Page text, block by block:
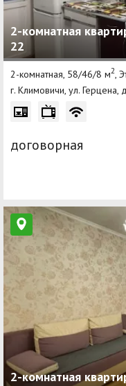
2-комнатная
22
2-комнатная, 58/46/8 м2 ,
г. Климовичи, ул. Герцена,
договорная
2-комнатная